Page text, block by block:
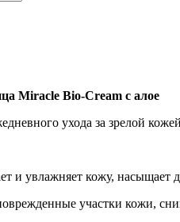
Miracle Bio-Cream с алое
ухода за зрелой
и увлажняет кожу, насыщает
участки кожи,